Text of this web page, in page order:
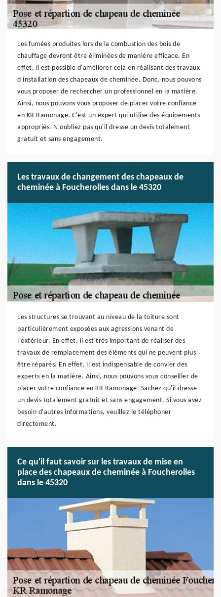
Les fumées produites lors de la combustion des bois de
chauffage devront être éliminées de manière efficace. En
effet, il est possible d'améliorer cela en réalisant des travaux
d'installation des chapeaux de cheminée. Donc, nous pouvons
vous proposer de rechercher un professionnel en la matière.
Ainsi, nous pouvons vous proposer de placer votre confiance
en KR Ramonage. C'est un expert qui utilise des équipements
appropriés. N'oubliez pas qu'il dresse un devis totalement
gratuit et sans engagement.
Les travaux de changement des chapeaux de
cheminée à Foucherolles dans le 45320
Les structures se trouvant au niveau de la toiture sont
particulièrement exposées aux agressions venant de
l'extérieur. En effet, il est très important de réaliser des
travaux de remplacement des éléments qui ne peuvent plus
être réparés. En effet, il est indispensable de convier des
experts en la matière. Ainsi, nous pouvons vous conseiller de
placer votre confiance en KR Ramonage. Sachez qu'il dresse
un devis totalement gratuit et sans engagement. Si vous avez
besoin d'autres informations, veuillez le téléphoner
directement.
Ce qu'il faut savoir sur les travaux de mise en
place des chapeaux de cheminée à Foucherolles
dans le 45320